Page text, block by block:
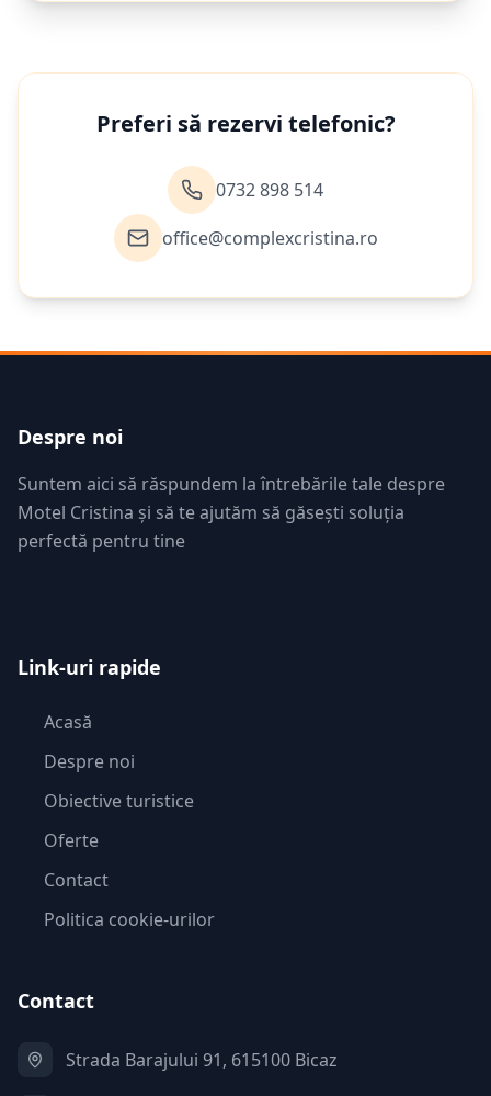
Preferi să rezervi telefonic?
0732 898 514
office@complexcristina.ro
Despre noi
Suntem aici să răspundem la întrebările tale despre
Motel Cristina și să te ajutăm să găsești soluția
perfectă pentru tine
Link-uri rapide
Acasă
Despre noi
Obiective turistice
Oferte
Contact
Politica cookie-urilor
Contact
Strada Barajului 91, 615100 Bicaz